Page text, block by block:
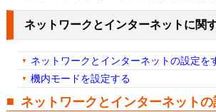
ネットワークとインターネットに関
ネットワークとインターネットの設定を
機内モードを設定する
ネットワークとインターネット